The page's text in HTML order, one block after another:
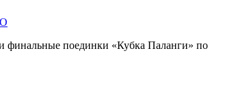
финальные поединки «Кубка Паланги» по